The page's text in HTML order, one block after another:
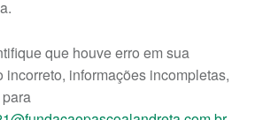
que houve erro em sua
incorreto, informações incompletas,